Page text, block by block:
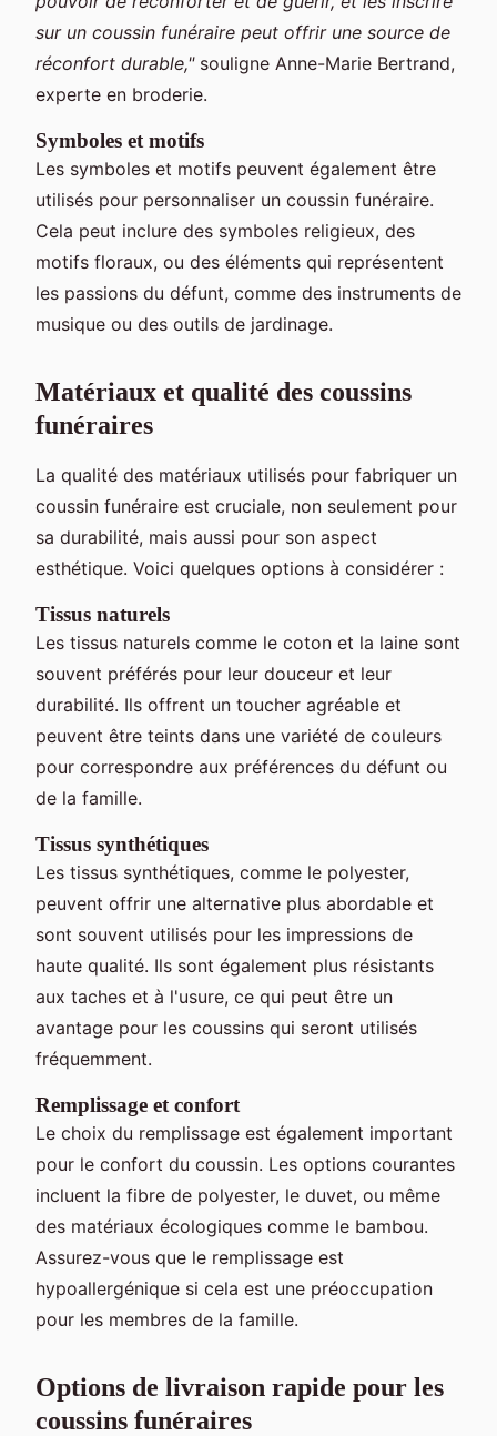
sur un coussin funéraire peut offrir une source de
réconfort durable,"souligne Anne-Marie Bertrand,
experte en broderie.
Symboles et motifs
Les symboles et motifs peuvent également être
utilisés pour personnaliser un coussin funéraire.
Cela peut inclure des symboles religieux, des
motifs floraux, ou des éléments qui représentent
les passions du défunt, comme des instruments de
musique ou des outils de jardinage.
Matériaux et qualité des coussins
funéraires
La qualité des matériaux utilisés pour fabriquer un
coussin funéraire est cruciale, non seulement pour
sa durabilité, mais aussi pour son aspect
esthétique. Voici quelques options à considérer :
Tissus naturels
Les tissus naturels comme le coton et la laine sont
souvent préférés pour leur douceur et leur
durabilité. Ils offrent un toucher agréable et
peuvent être teints dans une variété de couleurs
pour correspondre aux préférences du défunt ou
de la famille.
Tissus synthétiques
Les tissus synthétiques, comme le polyester,
peuvent offrir une alternative plus abordable et
sont souvent utilisés pour les impressions de
haute qualité. Ils sont également plus résistants
aux taches et à l'usure, ce qui peut être un
avantage pour les coussins qui seront utilisés
fréquemment.
Remplissage et confort
Le choix du remplissage est également important
pour le confort du coussin. Les options courantes
incluent la fibre de polyester, le duvet, ou même
des matériaux écologiques comme le bambou.
Assurez-vous que le remplissage est
hypoallergénique si cela est une préoccupation
pour les membres de la famille.
Options de livraison rapide pour les
coussins funéraires